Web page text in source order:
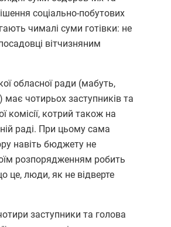
соціально-побутових
чималі суми готівки: не
вітчизняним
обласної ради (мабуть,
має чотирьох заступників та
комісії, котрий також на
раді. При цьому сама
навіть бюджету не
розпорядженням робить
це, люди, як не відверте
заступники та голова